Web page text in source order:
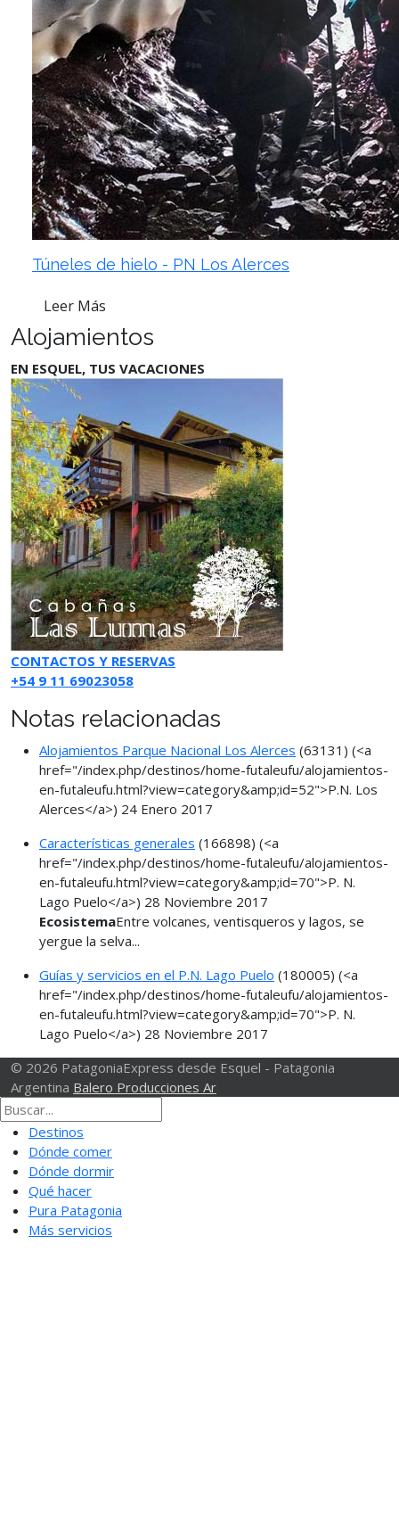
Túneles de hielo - PN Los Alerces
Leer Más
Alojamientos
EN ESQUEL, TUS VACACIONES
CONTACTOS Y RESERVAS
+54 9 11 69023058
Notas relacionadas
Alojamientos Parque Nacional Los Alerces (63131) (<a
href="/index.php/destinos/home-futaleufu/alojamientos-
en-futaleufu.html?view=category&amp;id=52">P.N. Los
Alerces</a>) 24 Enero 2017
Características generales (166898) (<a
href="/index.php/destinos/home-futaleufu/alojamientos-
en-futaleufu.html?view=category&amp;id=70">P. N.
Lago Puelo</a>) 28 Noviembre 2017
EcosistemaEntre volcanes, ventisqueros y lagos, se
yergue la selva...
Guías y servicios en el P.N. Lago Puelo (180005) (<a
href="/index.php/destinos/home-futaleufu/alojamientos-
en-futaleufu.html?view=category&amp;id=70">P. N.
Lago Puelo</a>) 28 Noviembre 2017
© 2026 PatagoniaExpress desde Esquel - Patagonia
Argentina Balero Producciones Ar
Destinos
Dónde comer
Dónde dormir
Qué hacer
Pura Patagonia
Más servicios